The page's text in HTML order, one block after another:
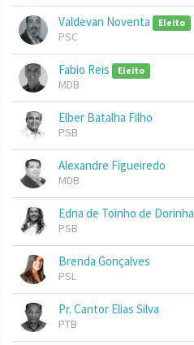
Valdevan Noventa Eleito
PSC
Fabio Reis Eleito
MDB
Elber Batalha Filho
PSB
Alexandre Figueiredo
MDB
Edna de Toinho de Dorinha
PSB
Brenda Gonçalves
PSL
Pr. Cantor Elias Silva
PTB